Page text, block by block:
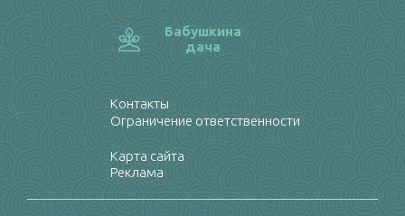
Бабушкина
дача
Контакты
Ограничение ответственности
Карта сайта
Реклама